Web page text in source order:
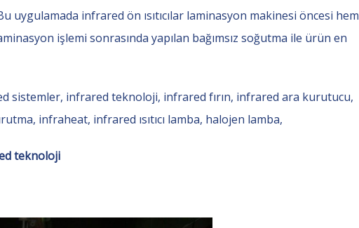
uygulamada infrared ön ısıtıcılar laminasyon makinesi öncesi hem
işlemi sonrasında yapılan bağımsız soğutma ile ürün en
sistemler, infrared teknoloji, infrared fırın, infrared ara kurutucu,
infraheat, infrared ısıtıcı lamba, halojen lamba,
teknoloji